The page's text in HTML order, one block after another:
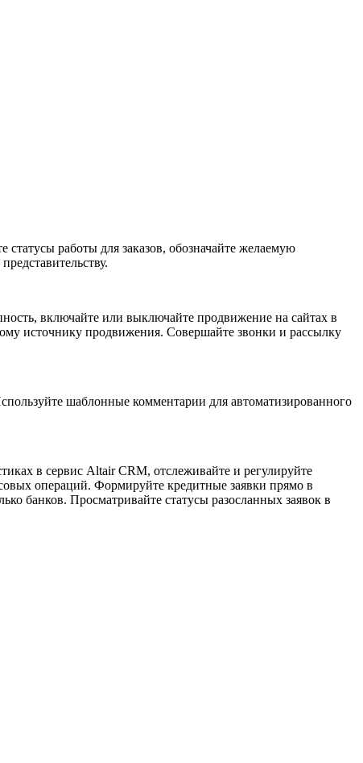
работы для заказов, обозначайте желаемую
включайте или выключайте продвижение на сайтах в
источнику продвижения. Совершайте звонки и рассылку
шаблонные комментарии для автоматизированного
в сервис Altair CRM, отслеживайте и регулируйте
операций. Формируйте кредитные заявки прямо в
банков. Просматривайте статусы разосланных заявок в